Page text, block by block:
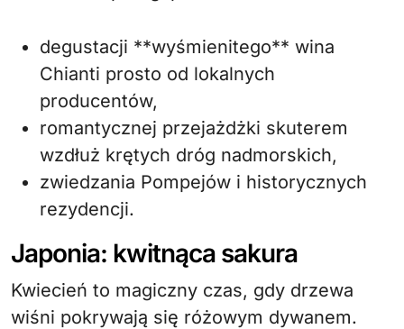
degustacji **wyśmienitego** wina
Chianti prosto od lokalnych
producentów,
romantycznej przejażdżki skuterem
wzdłuż krętych dróg nadmorskich,
zwiedzania Pompejów i historycznych
rezydencji.
Japonia: kwitnąca sakura
Kwiecień to magiczny czas, gdy drzewa
wiśni pokrywają się różowym dywanem.